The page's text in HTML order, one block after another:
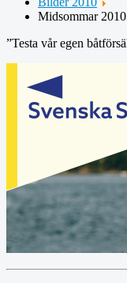
Midsommar 2010
”Testa vår egen